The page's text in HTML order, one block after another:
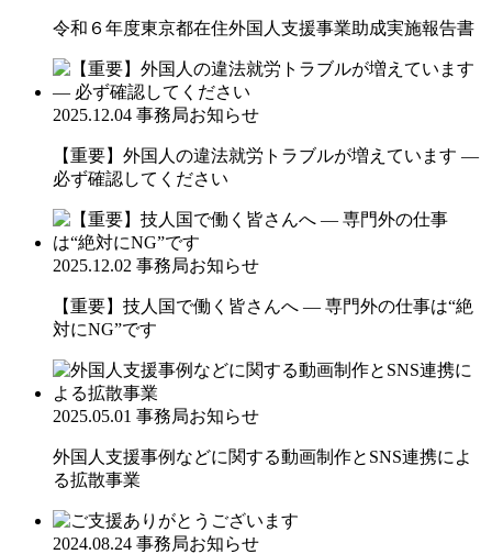
令和６年度東京都在住外国人支援事業助成実施報告書
2025.12.04 事務局お知らせ
【重要】外国人の違法就労トラブルが増えています ―
必ず確認してください
2025.12.02 事務局お知らせ
【重要】技人国で働く皆さんへ ― 専門外の仕事は“絶
対にNG”です
2025.05.01 事務局お知らせ
外国人支援事例などに関する動画制作とSNS連携によ
る拡散事業
2024.08.24 事務局お知らせ